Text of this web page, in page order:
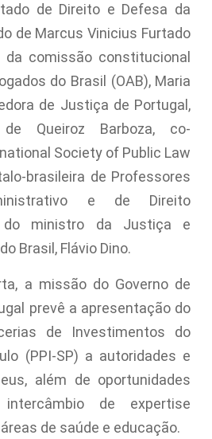
de Direito e Defesa da
de Marcus Vinicius Furtado
da comissão constitucional
do Brasil (OAB), Maria
de Justiça de Portugal,
Queiroz Barboza, co-
Society of Public Law
brasileira de Professores
e de Direito
do ministro da Justiça e
Brasil, Flávio Dino.
a missão do Governo de
prevê a apresentação do
de Investimentos do
(PPI-SP) a autoridades e
além de oportunidades
de expertise
de saúde e educação.